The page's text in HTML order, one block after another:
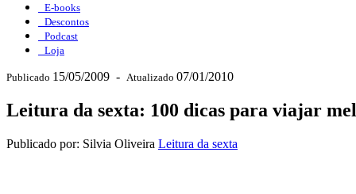
E-books
Descontos
Podcast
Loja
Publicado 15/05/2009 - Atualizado 07/01/2010
Leitura da sexta: 100 dicas para viajar
Publicado por: Silvia Oliveira Leitura da sexta